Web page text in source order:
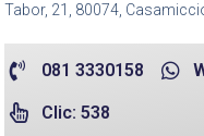
Tabor, 21, 80074,
081 3330158
Clic: 538